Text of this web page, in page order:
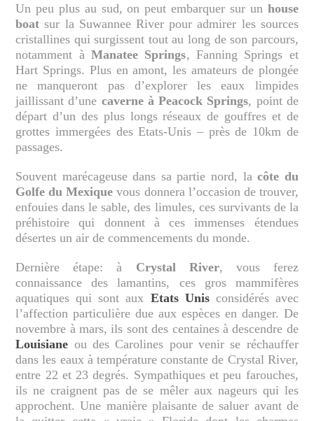
Un peu plus au sud, on peut embarquer sur un house
boat sur la Suwannee River pour admirer les sources
cristallines qui surgissent tout au long de son parcours,
notamment àManatee Springs, Fanning Springs et
Hart Springs. Plus en amont, les amateurs de plongée
ne manqueront pas d’explorer les eaux limpides
jaillissant d’une caverne à Peacock Springs, point de
départ d’un des plus longs réseaux de gouffres et de
grottes immergées des Etats-Unis – près de 10km de
passages.
Souvent marécageuse dans sa partie nord, la côte du
Golfe du Mexique vous donnera l’occasion de trouver,
enfouies dans le sable, des limules, ces survivants de la
préhistoire qui donnent à ces immenses étendues
désertes un air de commencements du monde.
Dernière étape: à Crystal River, vous ferez
connaissance des lamantins, ces gros mammifères
aquatiques qui sont aux Etats Unisconsidérés avec
l’affection particulière due aux espèces en danger. De
novembre à mars, ils sont des centaines à descendre de
Louisiane ou des Carolines pour venir se réchauffer
dans les eaux à température constante de Crystal River,
entre 22 et 23 degrés. Sympathiques et peu farouches,
ils ne craignent pas de se mêler aux nageurs qui les
approchent. Une manière plaisante de saluer avant de